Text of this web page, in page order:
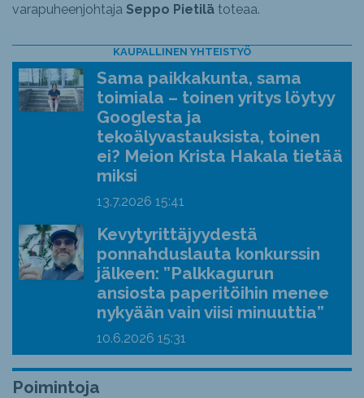
varapuheenjohtaja Seppo Pietilä toteaa.
KAUPALLINEN YHTEISTYÖ
Sama paikkakunta, sama
toimiala – toinen yritys löytyy
Googlesta ja
tekoälyvastauksista, toinen
ei? Meion Krista Hakala tietää
miksi
13.7.2026 15:41
Kevytyrittäjyydestä
ponnahduslauta konkurssin
jälkeen: ”Palkkagurun
ansiosta paperitöihin menee
nykyään vain viisi minuuttia”
10.6.2026 15:31
Poimintoja